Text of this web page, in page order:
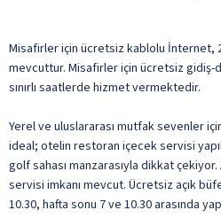
Misafirler için ücretsiz kablolu İnternet,
mevcuttur. Misafirler için ücretsiz gidiş-
sınırlı saatlerde hizmet vermektedir.
Yerel ve uluslararası mutfak sevenler
ideal; otelin restoran içecek servisi
golf sahası manzarasıyla dikkat
servisi imkanı mevcut. Ücretsiz açık
10.30, hafta sonu 7 ve 10.30 arasında